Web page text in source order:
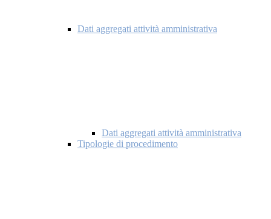
Dati aggregati attività amministrativa
Dati aggregati attività amministrativa
Tipologie di procedimento